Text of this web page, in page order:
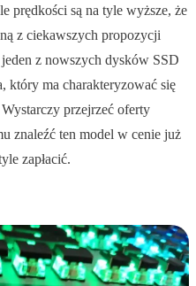
prędkości są na tyle wyższe, że
z ciekawszych propozycji
z nowszych dysków SSD
który ma charakteryzować się
przejrzeć oferty
znaleźć ten model w cenie już
zapłacić.